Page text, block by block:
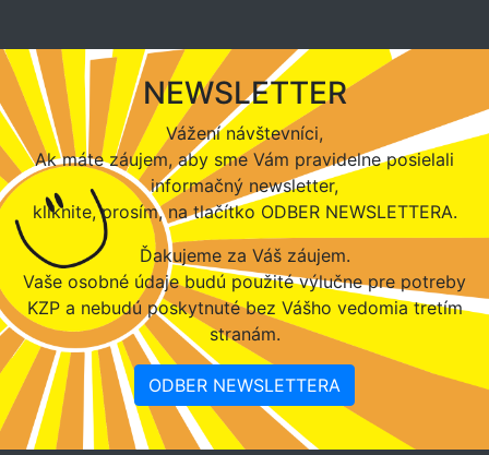
NEWSLETTER
Vážení návštevníci,
Ak máte záujem, aby sme Vám pravidelne posielali
informačný newsletter,
kliknite, prosím, na tlačítko ODBER NEWSLETTERA.
Ďakujeme za Váš záujem.
Vaše osobné údaje budú použité výlučne pre potreby
KZP a nebudú poskytnuté bez Vášho vedomia tretím
stranám.
ODBER NEWSLETTERA